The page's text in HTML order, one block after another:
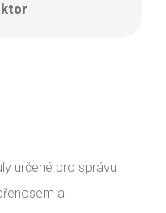
určené pro správu
a